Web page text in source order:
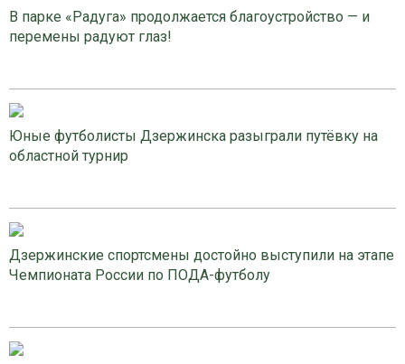
В парке «Радуга» продолжается благоустройство — и
перемены радуют глаз!
Юные футболисты Дзержинска разыграли путёвку на
областной турнир
Дзержинские спортсмены достойно выступили на этапе
Чемпионата России по ПОДА-футболу